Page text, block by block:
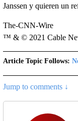
Janssen y quieren un
The-CNN-Wire
™ & © 2021 Cable
Article Topic Follows:
Jump to comments ↓